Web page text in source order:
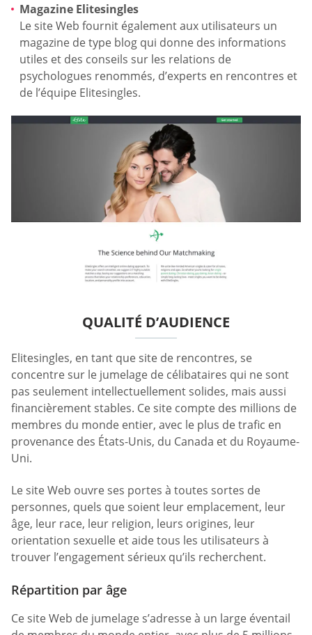
Magazine Elitesingles
Le site Web fournit également aux utilisateurs un
magazine de type blog qui donne des informations
utiles et des conseils sur les relations de
psychologues renommés, d’experts en rencontres et
de l’équipe Elitesingles.
QUALITÉ D’AUDIENCE
Elitesingles, en tant que site de rencontres, se
concentre sur le jumelage de célibataires qui ne sont
pas seulement intellectuellement solides, mais aussi
financièrement stables. Ce site compte des millions de
membres du monde entier, avec le plus de trafic en
provenance des États-Unis, du Canada et du Royaume-
Uni.
Le site Web ouvre ses portes à toutes sortes de
personnes, quels que soient leur emplacement, leur
âge, leur race, leur religion, leurs origines, leur
orientation sexuelle et aide tous les utilisateurs à
trouver l’engagement sérieux qu’ils recherchent.
Répartition par âge
Ce site Web de jumelage s’adresse à un large éventail